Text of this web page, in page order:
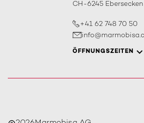
CH-6245 Ebersecken
+41 62 748 70 50
ÖFFNUNGSZEITEN